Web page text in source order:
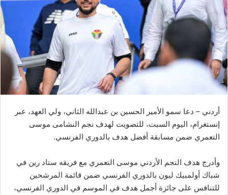
أردني – دعا سمو الأمير الحسين بن عبدالله الثاني، ولي العهد، عبر
إنستغرام، اليوم السبت، للتصويت لهدف نجم النشامى موسى
التعمري ضمن مسابقة أفضل هدف بالدوري الفرنسي.
وأدرج هدف النجم الأردني موسى التعمري مع فريقه ستاد رين في
شباك أولمبيك ليون بالدوري الفرنسي ضمن قائمة المرشحين
للتنافس على جائزة أجمل هدف في الموسم في الدوري الفرنسي،